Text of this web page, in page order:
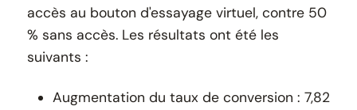
accès au bouton d'essayage virtuel, contre 50
% sans accès. Les résultats ont été les
suivants :
Augmentation du taux de conversion : 7,82